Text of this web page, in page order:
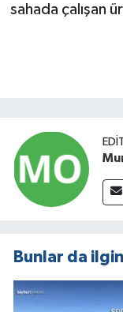
sahada çalışan
Bunlar da